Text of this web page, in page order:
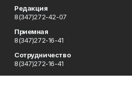
Редакция
8(347)272-42-07
Приемная
8(347)272-16-41
Сотрудничество
8(347)272-16-41
Отдел кадров